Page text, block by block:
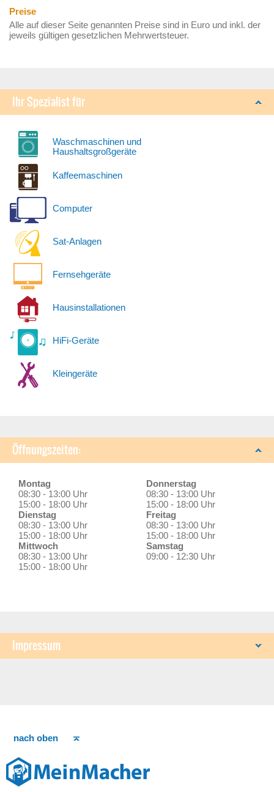
Preise
Alle auf dieser Seite genannten Preise sind in Euro und inkl. der
jeweils gültigen gesetzlichen Mehrwertsteuer.
Ihr Spezialist für
Waschmaschinen und
Haushaltsgroßgeräte
Kaffeemaschinen
Computer
Sat-Anlagen
Fernsehgeräte
Hausinstallationen
HiFi-Geräte
Kleingeräte
Öffnungszeiten:
Montag
08:30 - 13:00 Uhr
15:00 - 18:00 Uhr
Dienstag
08:30 - 13:00 Uhr
15:00 - 18:00 Uhr
Mittwoch
08:30 - 13:00 Uhr
15:00 - 18:00 Uhr
Donnerstag
08:30 - 13:00 Uhr
15:00 - 18:00 Uhr
Freitag
08:30 - 13:00 Uhr
15:00 - 18:00 Uhr
Samstag
09:00 - 12:30 Uhr
Impressum
nach oben